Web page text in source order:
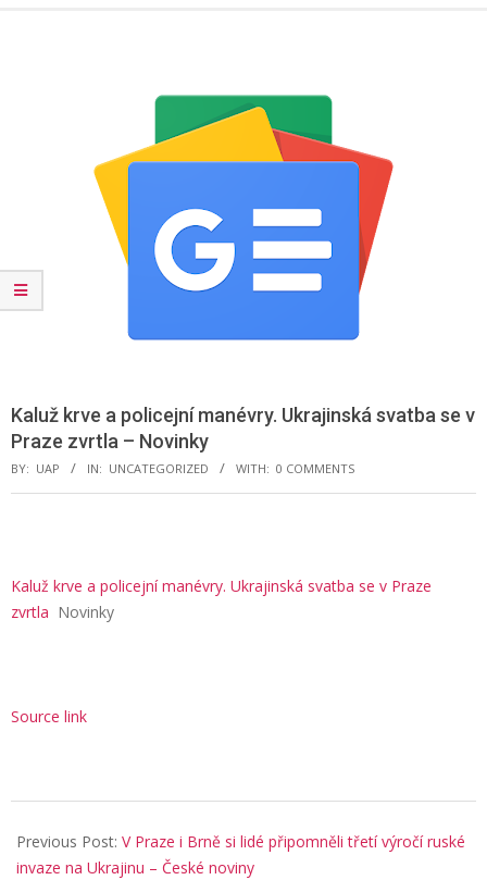
Kaluž krve a policejní manévry. Ukrajinská svatba se v
Praze zvrtla – Novinky
BY: UAP IN: UNCATEGORIZED WITH: 0 COMMENTS
Kaluž krve a policejní manévry. Ukrajinská svatba se v Praze
zvrtla Novinky
Source link
08-
31
Previous Post: V Praze i Brně si lidé připomněli třetí výročí ruské
invaze na Ukrajinu – České noviny